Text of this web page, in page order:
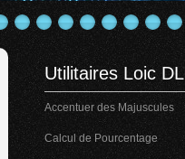
Utilitaires Loic DL
Accentuer des Majuscules
Calcul de Pourcentage